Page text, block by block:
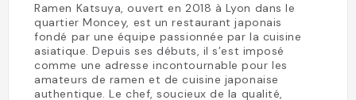
Ramen Katsuya, ouvert en 2018 à Lyon dans le
quartier Moncey, est un restaurant japonais
fondé par une équipe passionnée par la cuisine
asiatique. Depuis ses débuts, il s’est imposé
comme une adresse incontournable pour les
amateurs de ramen et de cuisine japonaise
authentique. Le chef, soucieux de la qualité,